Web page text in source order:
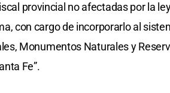
provincial no afectadas por la
con cargo de incorporarlo al
Monumentos Naturales y
Fe”.